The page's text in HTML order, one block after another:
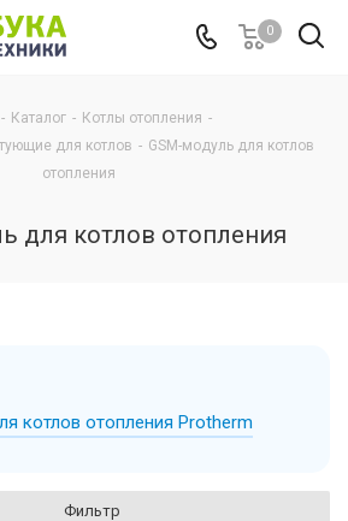
0
- Каталог - Котлы отопления -
для котлов - GSM-модуль для котлов
отопления
для котлов отопления
котлов отопления Protherm
Фильтр